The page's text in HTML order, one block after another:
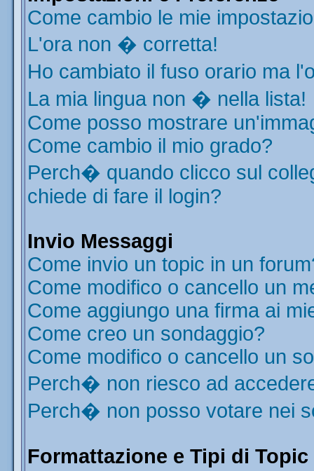
Come cambio le mie
L'ora non � corretta!
Ho cambiato il fuso orario ma
La mia lingua non � nella lista!
Come posso mostrare
Come cambio il mio grado?
Perch� quando clicco sul
chiede di fare il login?
Invio Messaggi
Come invio un topic in un
Come modifico o cancello un
Come aggiungo una firma ai
Come creo un sondaggio?
Come modifico o cancello un
Perch� non riesco ad
Perch� non posso votare nei
Formattazione e Tipi di Topic